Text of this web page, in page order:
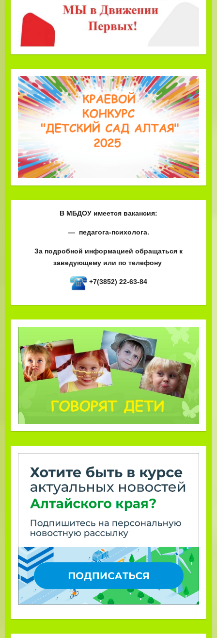
В МБДОУ имеется вакансия:
— педагога-психолога.
За подробной информацией обращаться к
заведующему или по телефону
+7(3852) 22-63-84